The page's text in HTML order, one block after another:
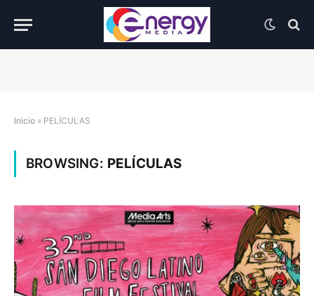
Inicio » PELÍCULAS
BROWSING: PELÍCULAS